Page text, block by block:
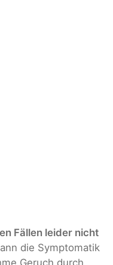
Fällen leider nicht
die Symptomatik
Geruch durch